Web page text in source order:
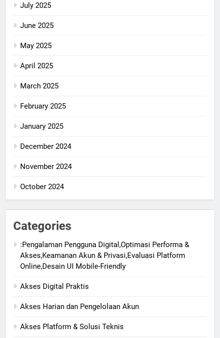
July 2025
June 2025
May 2025
April 2025
March 2025
February 2025
January 2025
December 2024
November 2024
October 2024
Categories
:Pengalaman Pengguna Digital,Optimasi Performa &
Akses,Keamanan Akun & Privasi,Evaluasi Platform
Online,Desain UI Mobile-Friendly
Akses Digital Praktis
Akses Harian dan Pengelolaan Akun
Akses Platform & Solusi Teknis